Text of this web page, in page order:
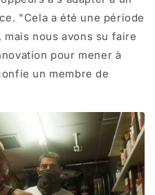
"Cela a été une période
nous avons su faire
pour mener à
un membre de